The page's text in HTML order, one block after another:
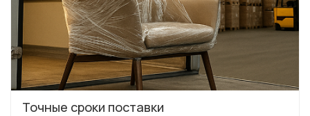
Точные сроки поставки